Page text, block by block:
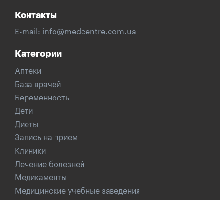
Контакты
E-mail: info@medcentre.com.ua
Категории
Аптеки
База врачей
Беременность
Дети
Диеты
Запись на прием
Клиники
Лечение болезней
Медикаменты
Медицинские учебные заведения